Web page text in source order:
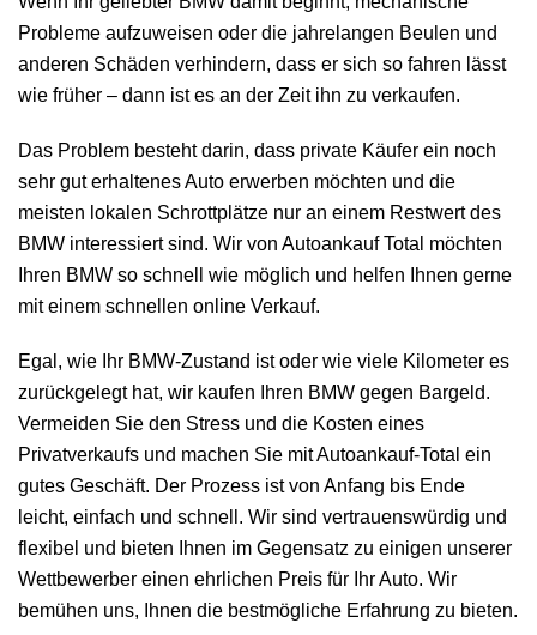
Probleme aufzuweisen oder die jahrelangen Beulen und
anderen Schäden verhindern, dass er sich so fahren lässt
wie früher – dann ist es an der Zeit ihn zu verkaufen.
Das Problem besteht darin, dass private Käufer ein noch
sehr gut erhaltenes Auto erwerben möchten und die
meisten lokalen Schrottplätze nur an einem Restwert des
BMW interessiert sind. Wir von Autoankauf Total möchten
Ihren BMW so schnell wie möglich und helfen Ihnen gerne
mit einem schnellen online Verkauf.
Egal, wie Ihr BMW-Zustand ist oder wie viele Kilometer es
zurückgelegt hat, wir kaufen Ihren BMW gegen Bargeld.
Vermeiden Sie den Stress und die Kosten eines
Privatverkaufs und machen Sie mit Autoankauf-Total ein
gutes Geschäft. Der Prozess ist von Anfang bis Ende
leicht, einfach und schnell. Wir sind vertrauenswürdig und
flexibel und bieten Ihnen im Gegensatz zu einigen unserer
Wettbewerber einen ehrlichen Preis für Ihr Auto. Wir
bemühen uns, Ihnen die bestmögliche Erfahrung zu bieten.